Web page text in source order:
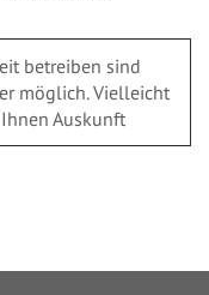
betreiben sind
möglich. Vielleicht
Auskunft